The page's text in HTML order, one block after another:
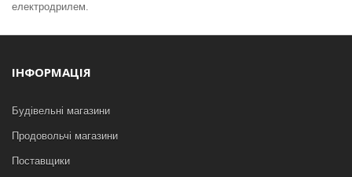
електродрилем.
ІНФОРМАЦІЯ
Будівельні магазини
Продовольчі магазини
Поставщики